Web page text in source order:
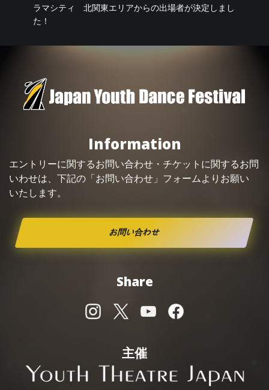
ラマシティ 北関東エリアからの出場者が決定しまし
た！
Information
エントリーに関するお問い合わせ・ チケット に関するお問
いわせは、下記の「お問い合わせ」フォームよりお願い
いたします。
お問い合わせ
Share
主催